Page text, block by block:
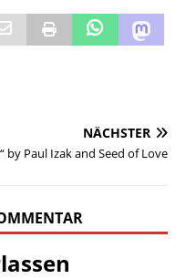
NÄCHSTER
by Paul Izak and Seed of Love